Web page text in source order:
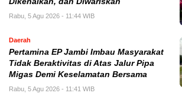
Rabu, 5 Agu 2026 - 11:44 WIB
Daerah
Pertamina EP Jambi Imbau Masyarakat
Tidak Beraktivitas di Atas Jalur Pipa
Migas Demi Keselamatan Bersama
Rabu, 5 Agu 2026 - 11:41 WIB